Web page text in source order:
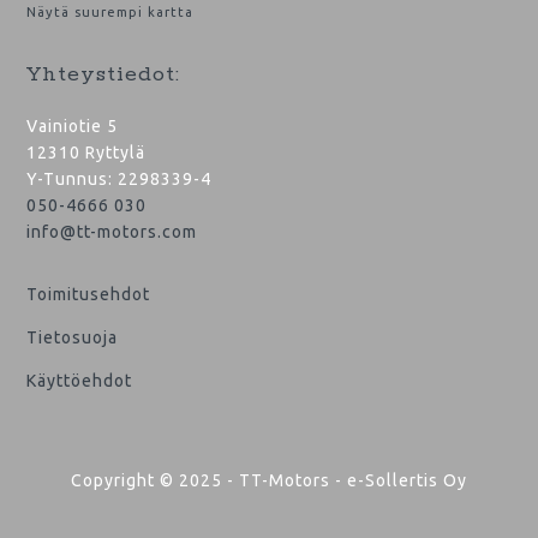
Näytä suurempi kartta
Yhteystiedot:
Vainiotie 5
12310 Ryttylä
Y-Tunnus: 2298339-4
050-4666 030
info@tt-motors.com
Toimitusehdot
Tietosuoja
Käyttöehdot
Copyright © 2025 - TT-Motors - e-Sollertis Oy